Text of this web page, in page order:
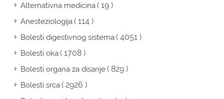
Alternativna medicina( 19 )
Anesteziologija( 114 )
Bolesti digestivnog sistema( 4051 )
Bolesti oka( 1708 )
Bolesti organa za disanje( 829 )
Bolesti srca( 2926 )